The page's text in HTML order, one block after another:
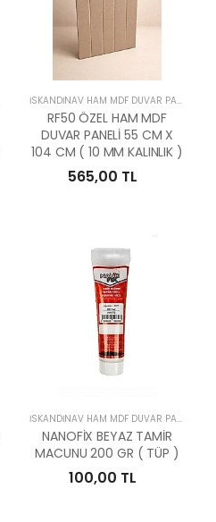
İSKANDİNAV HAM MDF DUVAR PANELLERİ
RF50 ÖZEL HAM MDF
DUVAR PANELİ 55 CM X
104 CM ( 10 MM KALINLIK )
565,00 TL
İSKANDİNAV HAM MDF DUVAR PANELLERİ
NANOFİX BEYAZ TAMİR
MACUNU 200 GR ( TÜP )
100,00 TL